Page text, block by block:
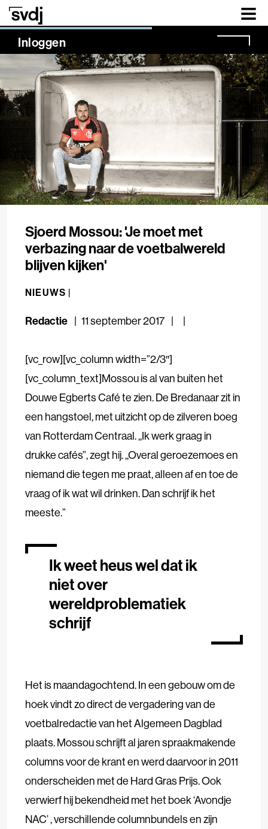
Naar hoofdinhoud
Inloggen
NaN%
Sjoerd Mossou: 'Je moet met
verbazing naar de voetbalwereld
blijven kijken'
NIEUWS |
Redactie 11 september 2017
[vc_row][vc_column width=”2/3″]
[vc_column_text]Mossou is al van buiten het
Douwe Egberts Café te zien. De Bredanaar zit in
een hangstoel, met uitzicht op de zilveren boeg
van Rotterdam Centraal. ,,Ik werk graag in
drukke cafés”, zegt hij. ,,Overal geroezemoes en
niemand die tegen me praat, alleen af en toe de
vraag of ik wat wil drinken. Dan schrijf ik het
meeste.”
Ik weet heus wel dat ik
niet over
wereldproblematiek
schrijf
Het is maandagochtend. In een gebouw om de
hoek vindt zo direct de vergadering van de
voetbalredactie van het Algemeen Dagblad
plaats. Mossou schrijft al jaren spraakmakende
columns voor de krant en werd daarvoor in 2011
onderscheiden met de Hard Gras Prijs. Ook
verwierf hij bekendheid met het boek ‘Avondje
NAC’ , verschillende columnbundels en zijn